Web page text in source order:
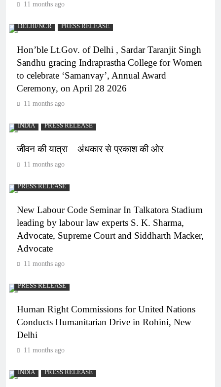
11 months ago
DELHI/NCR PRESS RELEASE
Hon’ble Lt.Gov. of Delhi , Sardar Taranjit Singh
Sandhu gracing Indraprastha College for Women
to celebrate ‘Samanvay’, Annual Award
Ceremony, on April 28 2026
11 months ago
INDIA PRESS RELEASE
जीवन की यात्रा – अंधकार से प्रकाश की ओर
11 months ago
PRESS RELEASE
New Labour Code Seminar In Talkatora Stadium
leading by labour law experts S. K. Sharma,
Advocate, Supreme Court and Siddharth Macker,
Advocate
11 months ago
PRESS RELEASE
Human Right Commissions for United Nations
Conducts Humanitarian Drive in Rohini, New
Delhi
11 months ago
INDIA PRESS RELEASE